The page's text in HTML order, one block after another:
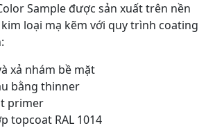
Sample được sản xuất trên nền
loại mạ kẽm với quy trình coating
xả nhám bề mặt
bằng thinner
primer
topcoat RAL 1014